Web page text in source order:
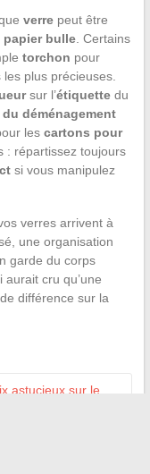
verrepeut être
papier bulle. Certains
torchon pour
plus précieuses.
sur l’étiquettedu
déménagement
les cartons pour
: répartissez toujours
si vous manipulez
verres arrivent à
une organisation
garde du corps
cru qu’une
différence sur la
astucieux sur le